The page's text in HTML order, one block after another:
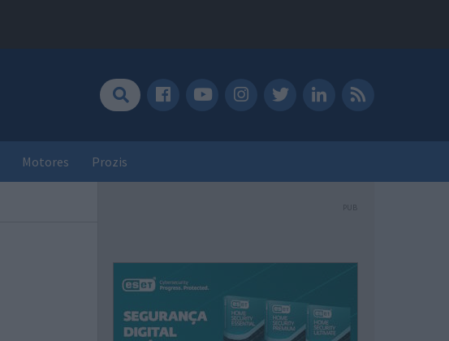
Motores Prozis
PUB